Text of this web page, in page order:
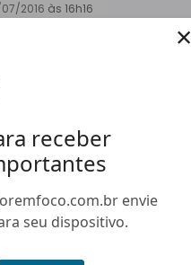
receber
envie
seu dispositivo.
×
2016 às 16h16